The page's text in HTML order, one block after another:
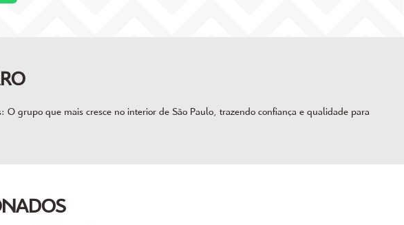
grupo que mais cresce no interior de São Paulo, trazendo confiança e qualidade para